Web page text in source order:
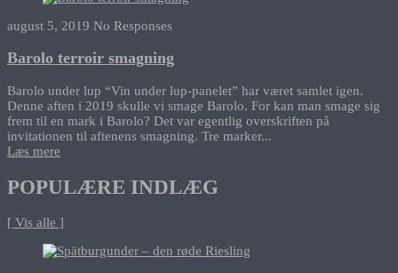
august 5, 2019 No Responses
Barolo terroir smagning
Barolo under lup “Vin under lup-panelet” har været samlet igen.
Denne aften i 2019 skulle vi smage Barolo. For kan man smage sig
frem til en mark i Barolo? Det var egentlig overskriften på
invitationen til aftenens smagning. Tre marker...
Læs mere
POPULÆRE INDLÆG
[ Vis alle ]